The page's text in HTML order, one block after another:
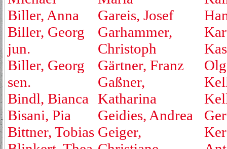
Biller, Anna
Biller, Georg
jun.
Biller, Georg
sen.
Bindl, Bianca
Bisani, Pia
Bittner, Tobias
Gareis, Josef
Garhammer,
Christoph
Gärtner, Franz
Gaßner,
Katharina
Geidies, Andrea
Geiger,